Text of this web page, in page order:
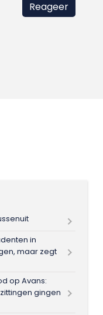
in
maar zegt
op Avans:
gingen